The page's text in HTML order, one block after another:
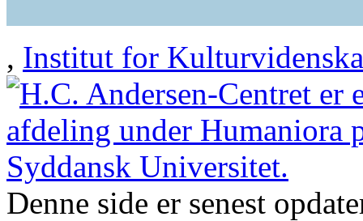
, Institut for
Denne side er senest